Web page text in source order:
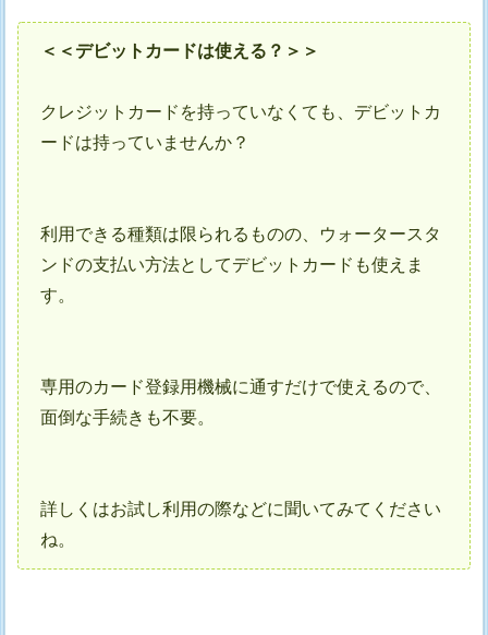
＜＜デビットカードは使える？＞＞
クレジットカードを持っていなくても、デビットカ
ードは持っていませんか？
利用できる種類は限られるものの、ウォータースタ
ンドの支払い方法としてデビットカードも使えま
す。
専用のカード登録用機械に通すだけで使えるので、
面倒な手続きも不要。
詳しくはお試し利用の際などに聞いてみてください
ね。